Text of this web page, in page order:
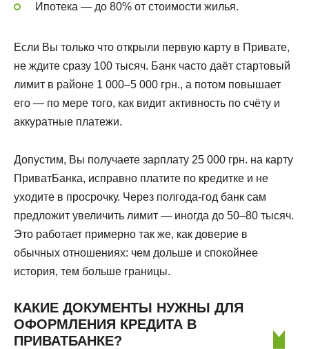
Ипотека — до 80% от стоимости жилья.
Если Вы только что открыли первую карту в Привате,
не ждите сразу 100 тысяч. Банк часто даёт стартовый
лимит в районе 1 000–5 000 грн., а потом повышает
его — по мере того, как видит активность по счёту и
аккуратные платежи.
Допустим, Вы получаете зарплату 25 000 грн. на карту
ПриватБанка, исправно платите по кредитке и не
уходите в просрочку. Через полгода-год банк сам
предложит увеличить лимит — иногда до 50–80 тысяч.
Это работает примерно так же, как доверие в
обычных отношениях: чем дольше и спокойнее
история, тем больше границы.
КАКИЕ ДОКУМЕНТЫ НУЖНЫ ДЛЯ
ОФОРМЛЕНИЯ КРЕДИТА В
ПРИВАТБАНКЕ?